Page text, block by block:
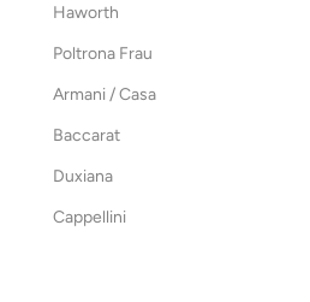
Haworth
Poltrona Frau
Armani / Casa
Baccarat
Duxiana
Cappellini